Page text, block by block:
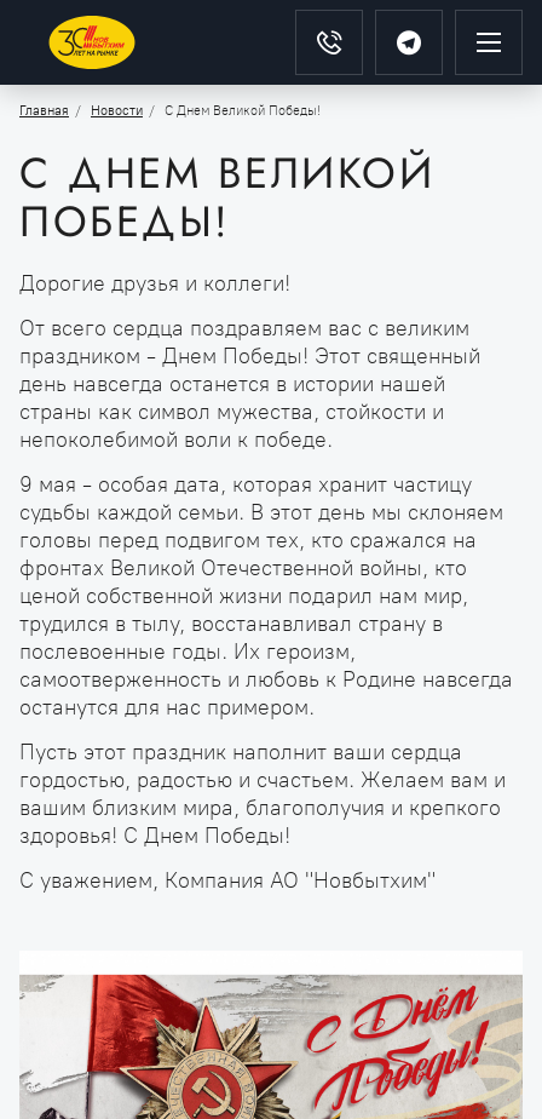
Главная Новости С Днем Великой Победы!
С ДНЕМ ВЕЛИКОЙ
ПОБЕДЫ!
Дорогие друзья и коллеги!
От всего сердца поздравляем вас с великим
праздником - Днем Победы! Этот священный
день навсегда останется в истории нашей
страны как символ мужества, стойкости и
непоколебимой воли к победе.
9 мая - особая дата, которая хранит частицу
судьбы каждой семьи. В этот день мы склоняем
головы перед подвигом тех, кто сражался на
фронтах Великой Отечественной войны, кто
ценой собственной жизни подарил нам мир,
трудился в тылу, восстанавливал страну в
послевоенные годы. Их героизм,
самоотверженность и любовь к Родине навсегда
останутся для нас примером.
Пусть этот праздник наполнит ваши сердца
гордостью, радостью и счастьем. Желаем вам и
вашим близким мира, благополучия и крепкого
здоровья! С Днем Победы!
С уважением, Компания АО "Новбытхим"